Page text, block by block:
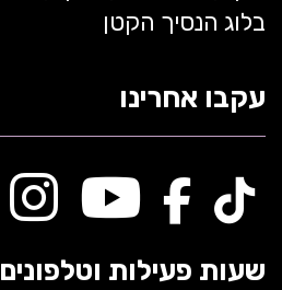
בלוג הנסיך הקטן
עקבו אחרינו
שעות פעילות וטלפונים